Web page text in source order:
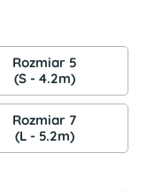
Rozmiar 5
(S - 4.2m)
Rozmiar 7
(L - 5.2m)